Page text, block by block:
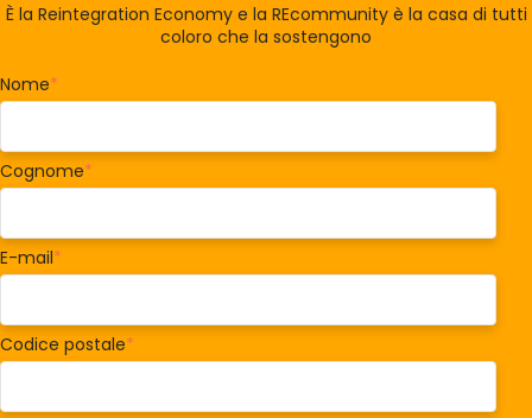
È la Reintegration Economy e la REcommunity è la casa di tutti
coloro che la sostengono
Nome*
Cognome*
E-mail*
Codice postale*